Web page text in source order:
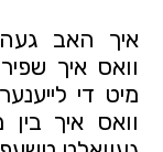
איך האב
וואס איך
מיט די
וואס איך